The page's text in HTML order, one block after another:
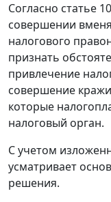
Согласно статье
совершении
налогового
признать
привлечение
совершение кражи
которые
налоговый орган.
С учетом
усматривает
решения.